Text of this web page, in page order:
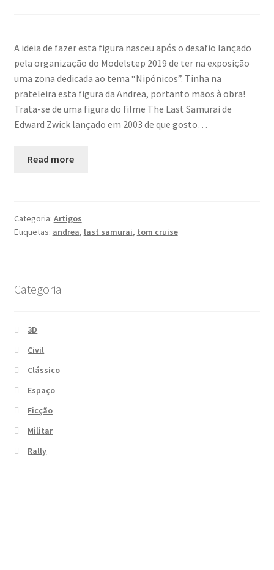
A ideia de fazer esta figura nasceu após o desafio lançado
pela organização do Modelstep 2019 de ter na exposição
uma zona dedicada ao tema “Nipónicos”. Tinha na
prateleira esta figura da Andrea, portanto mãos à obra!
Trata-se de uma figura do filme The Last Samurai de
Edward Zwick lançado em 2003 de que gosto…
Read more
Categoria: Artigos
Etiquetas: andrea, last samurai, tom cruise
Categoria
3D
Civil
Clássico
Espaço
Ficção
Militar
Rally